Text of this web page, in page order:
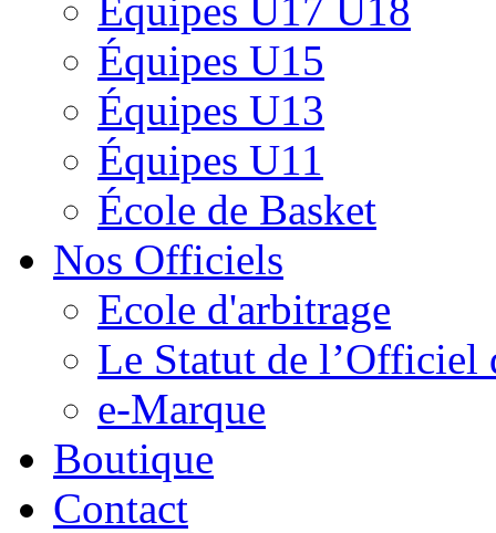
Équipes U17 U18
Équipes U15
Équipes U13
Équipes U11
École de Basket
Nos Officiels
Ecole d'arbitrage
Le Statut de l’Officiel
e-Marque
Boutique
Contact